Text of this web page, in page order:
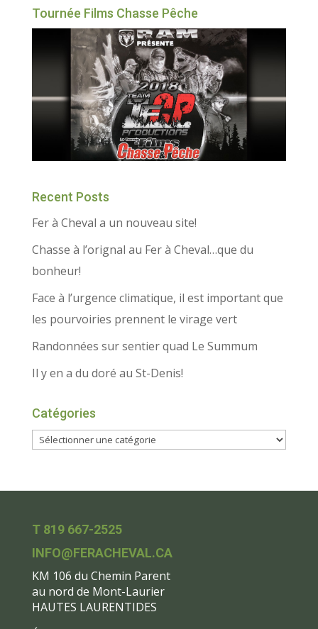
Tournée Films Chasse Pêche
Recent Posts
Fer à Cheval a un nouveau site!
Chasse à l’orignal au Fer à Cheval…que du
bonheur!
Face à l’urgence climatique, il est important que
les pourvoiries prennent le virage vert
Randonnées sur sentier quad Le Summum
Il y en a du doré au St-Denis!
Catégories
T 819 667-2525
INFO@FERACHEVAL.CA
KM 106 du Chemin Parent
au nord de Mont-Laurier
HAUTES LAURENTIDES